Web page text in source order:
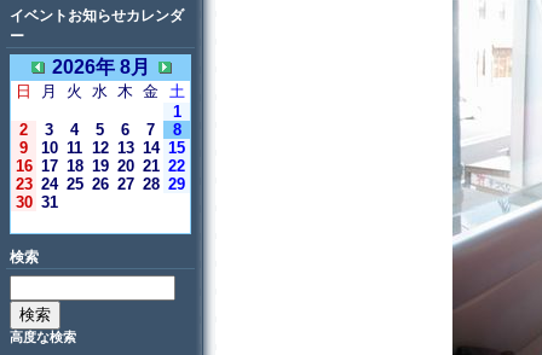
イベントお知らせカレンダ
ー
2026年 8月
日 月 火 水 木 金 土
1
2
3 4 5 6 7
8
9
10 11 12 13 14 15
16 17 18 19 20 21 22
23 24 25 26 27 28 29
30 31
検索
高度な検索